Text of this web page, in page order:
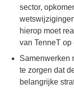
sector,
hierop moet
van TenneT
Samenwerken
te zorgen dat
belangrijke